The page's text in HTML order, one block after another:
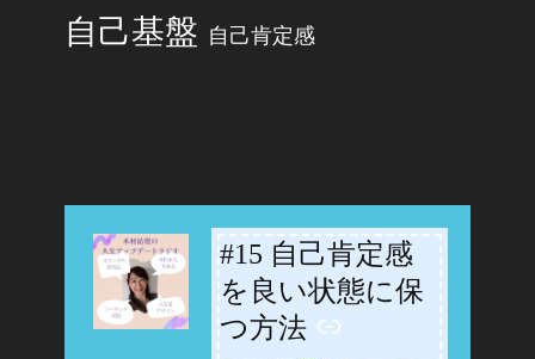
自己基盤 自己肯定感
#15 自己肯定感
を良い状態に保
つ方法
-